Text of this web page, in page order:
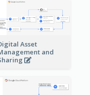
Asset
and